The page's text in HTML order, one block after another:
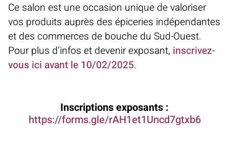
Ce salon est une occasion unique de valoriser
vos produits auprès des épiceries indépendantes
et des commerces de bouche du Sud-Ouest.
Pour plus d’infos et devenir exposant, inscrivez-
vous ici avant le 10/02/2025.
Inscriptions exposants :
https://forms.gle/rAH1et1Uncd7gtxb6